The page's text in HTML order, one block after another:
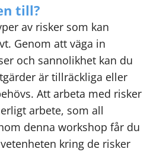
till?
av risker som kan
Genom att väga in
och sannolikhet kan du
är tillräckliga eller
Att arbeta med risker
arbete, som all
denna workshop får du
kring de risker